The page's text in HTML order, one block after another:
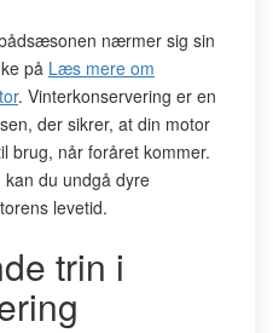
nærmer sig sin
på Læs mere om
. Vinterkonservering er en
der sikrer, at din motor
brug, når foråret kommer.
du undgå dyre
levetid.
trin i